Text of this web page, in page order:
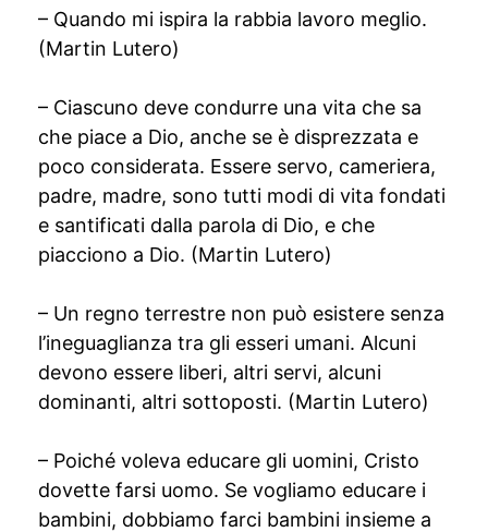
– Quando mi ispira la rabbia lavoro meglio.
(Martin Lutero)
– Ciascuno deve condurre una vita che sa
che piace a Dio, anche se è disprezzata e
poco considerata. Essere servo, cameriera,
padre, madre, sono tutti modi di vita fondati
e santificati dalla parola di Dio, e che
piacciono a Dio. (Martin Lutero)
– Un regno terrestre non può esistere senza
l’ineguaglianza tra gli esseri umani. Alcuni
devono essere liberi, altri servi, alcuni
dominanti, altri sottoposti. (Martin Lutero)
– Poiché voleva educare gli uomini, Cristo
dovette farsi uomo. Se vogliamo educare i
bambini, dobbiamo farci bambini insieme a